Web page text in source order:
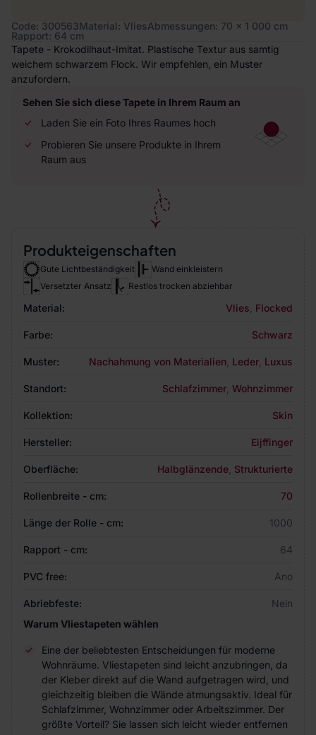
Code: 300563Material: VliesAbmessungen: 70 x 1 000 cm
Rapport: 64 cm
Tapete - Krokodilhaut-Imitat. Plastische Textur aus samtig
weichem schwarzem Flock. Wir empfehlen, ein Muster
anzufordern.
Sehen Sie sich diese Tapete in Ihrem Raum an
Laden Sie ein Foto Ihres Raumes hoch
Probieren Sie unsere Produkte in Ihrem
Raum aus
Produkteigenschaften
Gute Lichtbeständigkeit
Wand einkleistern
Versetzter Ansatz
Restlos trocken abziehbar
Material: Vlies Flocked
Farbe: Schwarz
Muster: Nachahmung von Materialien Leder Luxus
Standort: Schlafzimmer Wohnzimmer
Kollektion: Skin
Hersteller: Eijffinger
Oberfläche: Halbglänzende Strukturierte
Rollenbreite - cm: 70
Länge der Rolle - cm: 1000
Rapport - cm: 64
PVC free: Ano
Abriebfeste:
Nein
Warum Vliestapeten wählen
Eine der beliebtesten Entscheidungen für moderne
Wohnräume. Vliestapeten sind leicht anzubringen, da
der Kleber direkt auf die Wand aufgetragen wird, und
gleichzeitig bleiben die Wände atmungsaktiv. Ideal für
Schlafzimmer, Wohnzimmer oder Arbeitszimmer. Der
größte Vorteil? Sie lassen sich leicht wieder entfernen